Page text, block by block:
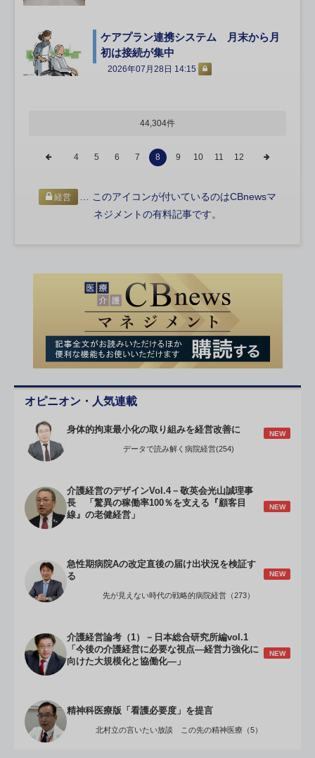
ケアプラン連携システム 月末から月
初は接続が集中
2026年07月28日 14:15
44,304件
4 5 6 7 8 9 10 11 12
経営
… このアイコンが付いているのはCBnewsマ
ネジメントの有料記事です。
オピニオン・人気連載
身体的拘束最小化の取り組みを経営改善に NEW
データで読み解く病院経営(254)
介護経営のデザインVol.4－敬英会光山誠理事
長 「驚異の稼働率100％を支える『顧客目
線』の老健経営」
NEW
急性期病院Aの改定直後の届け出状況を検証す
る
NEW
先が見えない時代の戦略的病院経営（273）
介護経営論考（1）－日本総合研究所編vol.1
「今後の介護経営に必要な視点―経営力強化に
向けた大規模化と協働化―」
NEW
精神科医療版「看護必要度」を提言
北村立の言いたい放談 この先の精神医療（5）